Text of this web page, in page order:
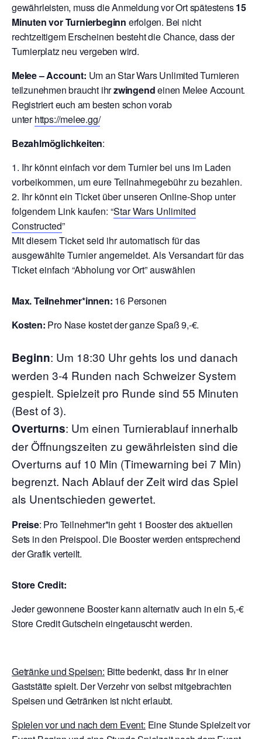
gewährleisten, muss die Anmeldung vor Ort spätestens15
Minuten vor Turnierbeginn erfolgen. Bei nicht
rechtzeitigem Erscheinen besteht die Chance, dass der
Turnierplatz neu vergeben wird.
Melee – Account: Um an Star Wars Unlimited Turnieren
teilzunehmen braucht ihrzwingendeinen Melee Account.
Registriert euch am besten schon vorab
unterhttps://melee.gg/
Bezahlmöglichkeiten:
Ihr könnt einfach vor dem Turnier bei uns im Laden
vorbeikommen, um eure Teilnahmegebühr zu bezahlen.
Ihr könnt ein Ticket über unseren Online-Shop unter
folgendem Link kaufen: “Star Wars Unlimited
Constructed”
Mit diesem Ticket seid ihr automatisch für das
ausgewählte Turnier angemeldet. Als Versandart für das
Ticket einfach “Abholung vor Ort” auswählen
Max. Teilnehmer*innen: 16 Personen
Kosten: Pro Nase kostet der ganze Spaß 9,-€.
Beginn: Um 18:30 Uhr gehts los und danach
werden 3-4 Runden nach Schweizer System
gespielt. Spielzeit pro Runde sind 55 Minuten
(Best of 3).
Overturns: Um einen Turnierablauf innerhalb
der Öffnungszeiten zu gewährleisten sind die
Overturns auf 10 Min (Timewarning bei 7 Min)
begrenzt. Nach Ablauf der Zeit wird das Spiel
als Unentschieden gewertet.
Preise: Pro Teilnehmer*in geht 1 Booster des aktuellen
Sets in den Preispool. Die Booster werden entsprechend
der Grafik verteilt.
Store Credit:
Jeder gewonnene Booster kann alternativ auch in ein 5,-€
Store Credit Gutschein eingetauscht werden.
Getränke und Speisen: Bitte bedenkt, dass Ihr in einer
Gaststätte spielt. Der Verzehr von selbst mitgebrachten
Speisen und Getränken ist nicht erlaubt.
Spielen vor und nach dem Event: Eine Stunde Spielzeit vor